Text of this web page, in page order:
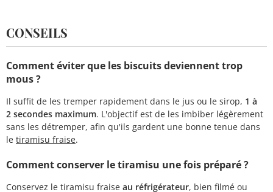
CONSEILS
Comment éviter que les biscuits deviennent trop
mous ?
Il suffit de les tremper rapidement dans le jus ou le sirop, 1 à
2 secondes maximum. L'objectif est de les imbiber légèrement
sans les détremper, afin qu'ils gardent une bonne tenue dans
le tiramisu fraise.
Comment conserver le tiramisu une fois préparé ?
Conservez le tiramisu fraise au réfrigérateur, bien filmé ou